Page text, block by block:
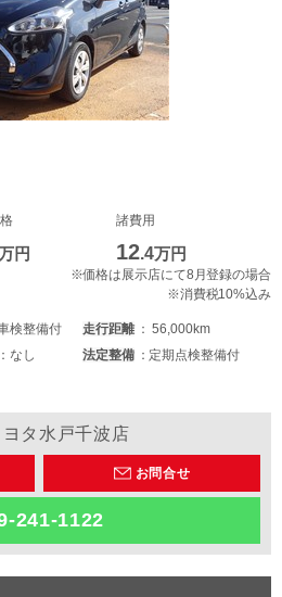
円
諸費用
12.4万円
※価格は展示店にて8月登録の場合
※消費税10%込み
検整備付 走行距離
56,000km
なし 法定整備
定期点検整備付
タ水戸千波店
お問合せ
241-1122